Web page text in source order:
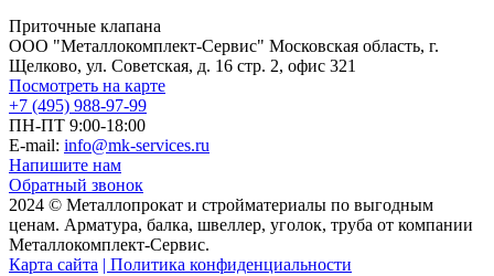
Приточные клапана
ООО "Металлокомплект-Сервис" Московская область, г.
Щелково, ул. Советская, д. 16 стр. 2, офис 321
Посмотреть на карте
+7 (495) 988-97-99
ПН-ПТ 9:00-18:00
E-mail: info@mk-services.ru
Напишите нам
Обратный звонок
2024 © Металлопрокат и стройматериалы по выгодным
ценам. Арматура, балка, швеллер, уголок, труба от компании
Металлокомплект-Сервис.
Карта сайта | Политика конфиденциальности